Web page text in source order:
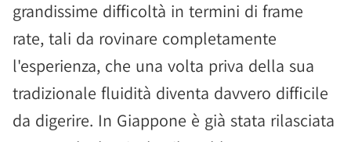
grandissime difficoltà in termini di frame
rate, tali da rovinare completamente
l'esperienza, che una volta priva della sua
tradizionale fluidità diventa davvero difficile
da digerire. In Giappone è già stata rilasciata